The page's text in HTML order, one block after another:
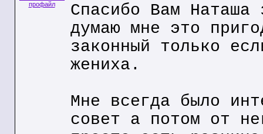
профайл
Спасибо Вам
думаю мне это
законный только
жениха.
Мне всегда было
совет а потом от